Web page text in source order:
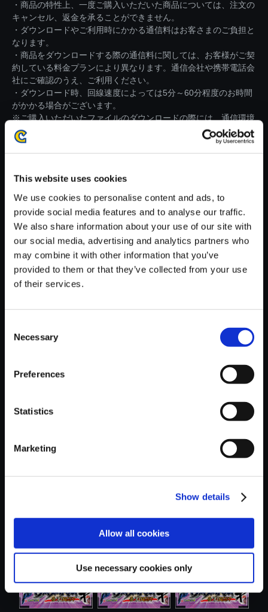
This website uses cookies
We use cookies to personalise content and ads, to
provide social media features and to analyse our traffic.
We also share information about your use of our site with
our social media, advertising and analytics partners who
may combine it with other information that you’ve
provided to them or that they’ve collected from your use
of their services.
Selection
Necessary
Preferences
Statistics
Marketing
Show details
Allow all cookies
Use necessary cookies only
・商品の特性上、一度ご購入いただいた商品については、注文の
キャンセル、返金を承ることができません。
・ダウンロードやご利用時にかかる通信料はお客さまのご負担と
なります。
・商品をダウンロードする際の通信料に関しては、お客様がご契
約している料金プランにより異なります。通信会社や携帯電話会
社にご確認のうえ、ご利用ください。
・ダウンロード時、回線速度によっては5分～60分程度のお時間
がかかる場合がございます。
※ご購入いただいたファイルのダウンロードの際には、通信環境
が安定しているWifi環境でお試しください。
【単曲】戦国BASARA 西軍BE
ST かすがのテーマ
150円(税込)
7ポイント付与
BASARA 西軍BEST